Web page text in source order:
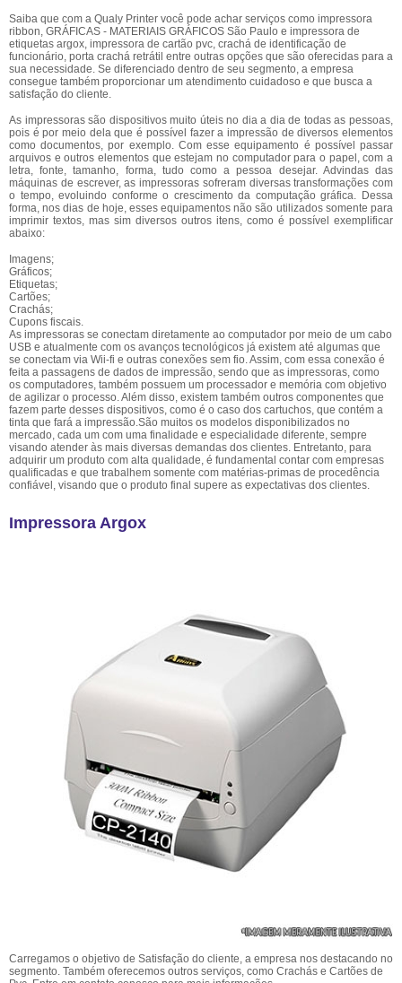
Saiba que com a Qualy Printer você pode achar serviços como impressora
ribbon, GRÁFICAS - MATERIAIS GRÁFICOS São Paulo e impressora de
etiquetas argox, impressora de cartão pvc, crachá de identificação de
funcionário, porta crachá retrátil entre outras opções que são oferecidas para a
sua necessidade. Se diferenciado dentro de seu segmento, a empresa
consegue também proporcionar um atendimento cuidadoso e que busca a
satisfação do cliente.
As impressoras são dispositivos muito úteis no dia a dia de todas as pessoas,
pois é por meio dela que é possível fazer a impressão de diversos elementos
como documentos, por exemplo. Com esse equipamento é possível passar
arquivos e outros elementos que estejam no computador para o papel, com a
letra, fonte, tamanho, forma, tudo como a pessoa desejar. Advindas das
máquinas de escrever, as impressoras sofreram diversas transformações com
o tempo, evoluindo conforme o crescimento da computação gráfica. Dessa
forma, nos dias de hoje, esses equipamentos não são utilizados somente para
imprimir textos, mas sim diversos outros itens, como é possível exemplificar
abaixo:
Imagens;
Gráficos;
Etiquetas;
Cartões;
Crachás;
Cupons fiscais.
As impressoras se conectam diretamente ao computador por meio de um cabo
USB e atualmente com os avanços tecnológicos já existem até algumas que
se conectam via Wii-fi e outras conexões sem fio. Assim, com essa conexão é
feita a passagens de dados de impressão, sendo que as impressoras, como
os computadores, também possuem um processador e memória com objetivo
de agilizar o processo. Além disso, existem também outros componentes que
fazem parte desses dispositivos, como é o caso dos cartuchos, que contém a
tinta que fará a impressão.São muitos os modelos disponibilizados no
mercado, cada um com uma finalidade e especialidade diferente, sempre
visando atender às mais diversas demandas dos clientes. Entretanto, para
adquirir um produto com alta qualidade, é fundamental contar com empresas
qualificadas e que trabalhem somente com matérias-primas de procedência
confiável, visando que o produto final supere as expectativas dos clientes.
Impressora Argox
Carregamos o objetivo de Satisfação do cliente, a empresa nos destacando no
segmento. Também oferecemos outros serviços, como Crachás e Cartões de